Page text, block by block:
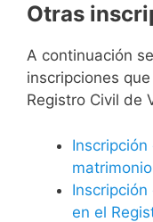
Otras
A continuación
inscripciones
Registro Civil de
matrimonio
en el